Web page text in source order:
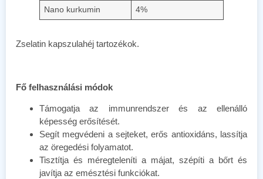
Nano kurkumin 4%
Zselatin kapszulahéj tartozékok.
Fő felhasználási módok
Támogatja az immunrendszer és az ellenálló
képesség erősítését.
Segít megvédeni a sejteket, erős antioxidáns, lassítja
az öregedési folyamatot.
Tisztítja és méregteleníti a májat, szépíti a bőrt és
javítja az emésztési funkciókat.